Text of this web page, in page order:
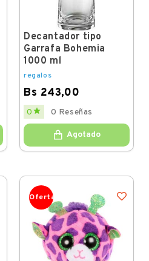
Decantador tipo
Garrafa Bohemia
1000 ml
regalos
Bs 243,00
Price
0  0 Reseñas
Agotado
Oferta